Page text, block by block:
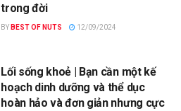
trong đời
BY BEST OF NUTS 12/09/2024
Lối sống khoẻ | Bạn cần một kế
hoạch dinh dưỡng và thể dục
hoàn hảo và đơn giản nhưng cực